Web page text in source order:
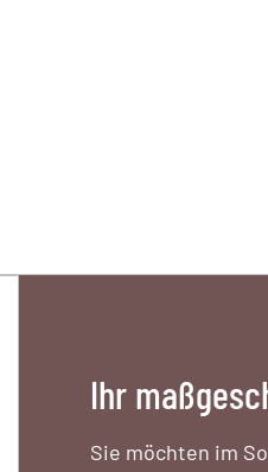
Ihr
Sie möchten im